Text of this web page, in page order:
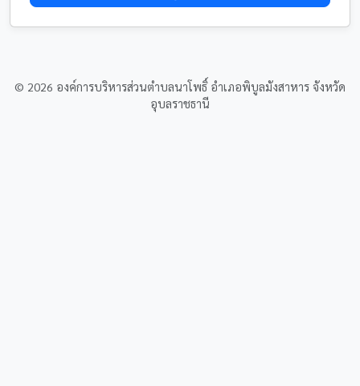
© 2026 องค์การบริหารส่วนตำบลนาโพธิ์ อำเภอพิบูลมังสาหาร จังหวัด
อุบลราชธานี